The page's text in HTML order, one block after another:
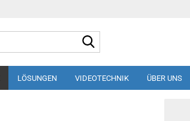
LÖSUNGEN VIDEOTECHNIK ÜBER UNS